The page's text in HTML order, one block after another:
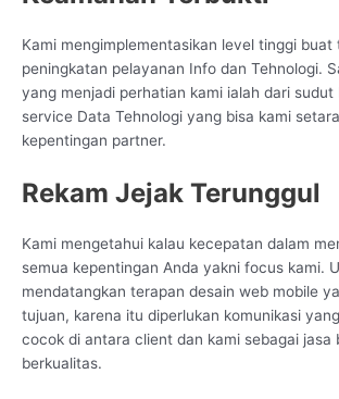
Kami mengimplementasikan level tinggi buat
peningkatan pelayanan Info dan Tehnologi.
yang menjadi perhatian kami ialah dari sudut
service Data Tehnologi yang bisa kami
kepentingan partner.
Rekam Jejak Terunggul
Kami mengetahui kalau kecepatan dalam
semua kepentingan Anda yakni focus kami.
mendatangkan terapan desain web mobile
tujuan, karena itu diperlukan komunikasi
cocok di antara client dan kami sebagai jasa
berkualitas.